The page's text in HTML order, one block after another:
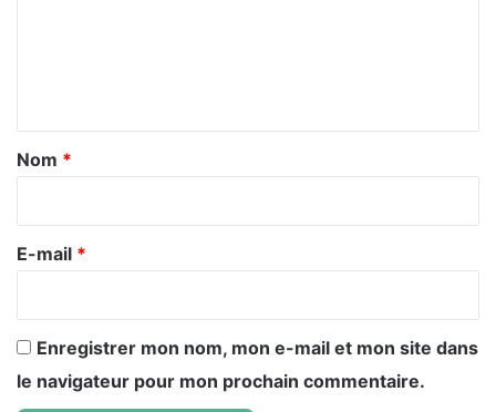
a
r
e
Nom *
E-mail *
Enregistrer mon nom, mon e-mail et mon site dans
le navigateur pour mon prochain commentaire.